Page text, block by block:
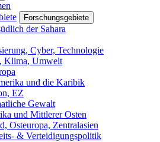
Forschungsgebiete
der Sahara
Cyber, Technologie
Klima, Umwelt
und die Karibik
EZ
Gewalt
und Mittlerer Osten
Osteuropa, Zentralasien
& Verteidigungspolitik